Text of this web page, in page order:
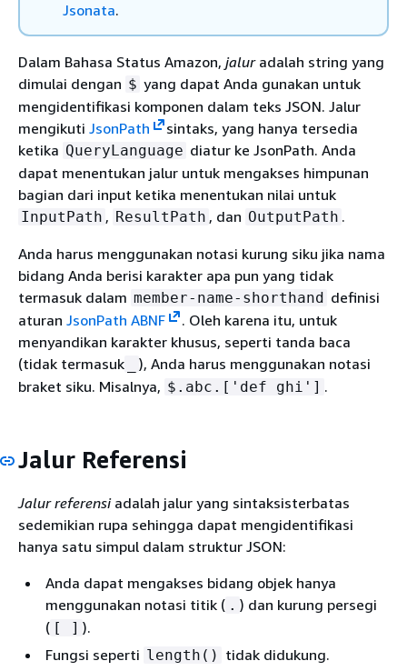
Jsonata.
Dalam Bahasa Status Amazon, jaluradalah string yang
dimulai dengan $ yang dapat Anda gunakan untuk
mengidentifikasi komponen dalam teks JSON. Jalur
mengikuti JsonPath
sintaks, yang hanya tersedia
ketika QueryLanguage diatur ke JsonPath. Anda
dapat menentukan jalur untuk mengakses himpunan
bagian dari input ketika menentukan nilai untuk
InputPath , ResultPath , dan OutputPath .
Anda harus menggunakan notasi kurung siku jika nama
bidang Anda berisi karakter apa pun yang tidak
termasuk dalam member-name-shorthand definisi
aturan JsonPath ABNF
. Oleh karena itu, untuk
menyandikan karakter khusus, seperti tanda baca
(tidak termasuk
), Anda harus menggunakan notasi
braket siku. Misalnya, $.abc.['def ghi'] .
Jalur Referensi
Jalur referensiadalah jalur yang sintaksisterbatas
sedemikian rupa sehingga dapat mengidentifikasi
hanya satu simpul dalam struktur JSON:
Anda dapat mengakses bidang objek hanya
menggunakan notasi titik ( . ) dan kurung persegi
( [ ] ).
Fungsi seperti length() tidak didukung.